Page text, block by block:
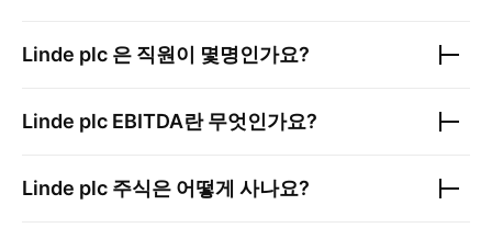
Linde plc 은 직원이 몇명인가요?
Linde plc EBITDA란 무엇인가요?
Linde plc 주식은 어떻게 사나요?